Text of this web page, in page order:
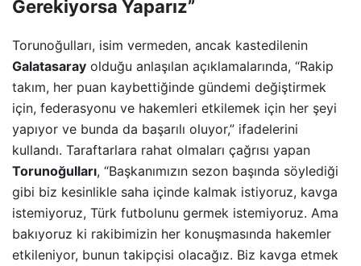
Gerekiyorsa Yaparız”
Torunoğulları, isim vermeden, ancak kastedilenin
Galatasaray olduğu anlaşılan açıklamalarında, “Rakip
takım, her puan kaybettiğinde gündemi değiştirmek
için, federasyonu ve hakemleri etkilemek için her şeyi
yapıyor ve bunda da başarılı oluyor,” ifadelerini
kullandı. Taraftarlara rahat olmaları çağrısı yapan
Torunoğulları, “Başkanımızın sezon başında söylediği
gibi biz kesinlikle saha içinde kalmak istiyoruz, kavga
istemiyoruz, Türk futbolunu germek istemiyoruz. Ama
bakıyoruz ki rakibimizin her konuşmasında hakemler
etkileniyor, bunun takipçisi olacağız. Biz kavga etmek